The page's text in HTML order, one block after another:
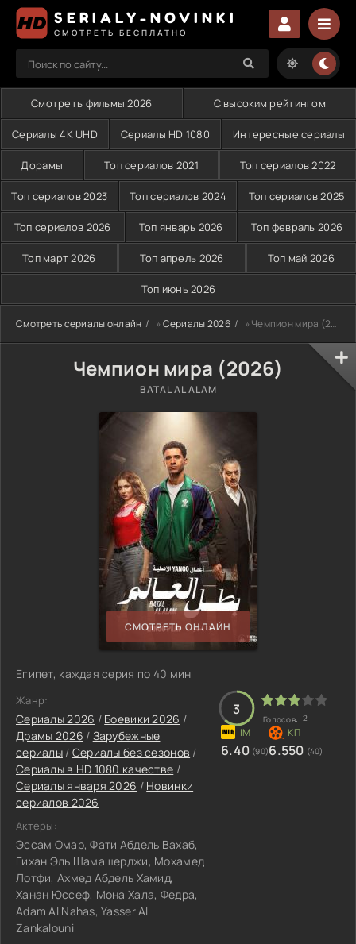
SERIALY-NOVINKI
СМОТРЕТЬ БЕСПЛАТНО
Смотреть фильмы 2026 С высоким рейтингом
Сериалы 4K UHD Сериалы HD 1080 Интересные сериалы
Дорамы Топ сериалов 2021 Топ сериалов 2022
Топ сериалов 2023 Топ сериалов 2024 Топ сериалов 2025
Топ сериалов 2026 Топ январь 2026 Топ февраль 2026
Топ март 2026 Топ апрель 2026 Топ май 2026
Топ июнь 2026
Смотреть сериалы онлайн » Сериалы 2026 » Чемпион мира (2026)
Чемпион мира (2026)
BATAL AL ALAM
СМОТРЕТЬ ОНЛАЙН
Египет, каждая серия по 40 мин
Жанр:
Сериалы 2026 / Боевики 2026 /
Драмы 2026 / Зарубежные
сериалы/ Сериалы без сезонов /
Сериалы в HD 1080 качестве /
Сериалы января 2026 / Новинки
сериалов 2026
Актеры:
Эссам Омар, Фати Абдель Вахаб,
Гихан Эль Шамашерджи, Мохамед
Лотфи, Ахмед Абдель Хамид,
Ханан Юссеф, Мона Хала, Федра,
Adam Al Nahas, Yasser Al
Zankalouni
3
Голосов: 2
6.40 (90)6.550 (40)